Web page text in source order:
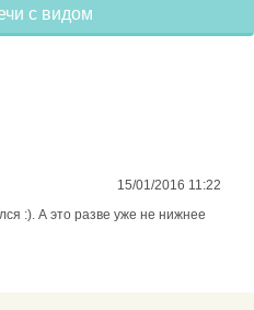
с видом
15/01/2016 11:22
:). А это разве уже не нижнее